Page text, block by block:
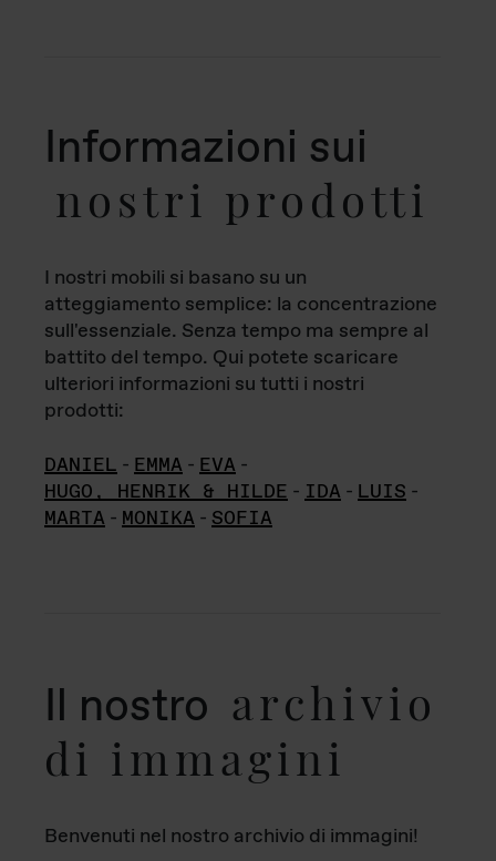
Informazioni sui
nostri prodotti
I nostri mobili si basano su un
atteggiamento semplice: la concentrazione
sull'essenziale. Senza tempo ma sempre al
battito del tempo. Qui potete scaricare
ulteriori informazioni su tutti i nostri
prodotti:
DANIEL - EMMA - EVA -
HUGO, HENRIK & HILDE - IDA - LUIS -
MARTA - MONIKA - SOFIA
Il nostro archivio
di immagini
Benvenuti nel nostro archivio di immagini!